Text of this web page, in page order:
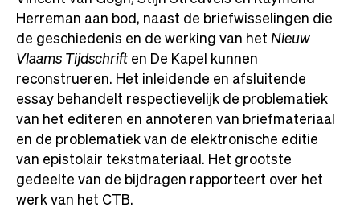
Herreman aan bod, naast de briefwisselingen die
de geschiedenis en de werking van hetNieuw
Vlaams Tijdschriften De Kapel kunnen
reconstrueren. Het inleidende en afsluitende
essay behandelt respectievelijk de problematiek
van het editeren en annoteren van briefmateriaal
en de problematiek van de elektronische editie
van epistolair tekstmateriaal. Het grootste
gedeelte van de bijdragen rapporteert over het
werk van het CTB.